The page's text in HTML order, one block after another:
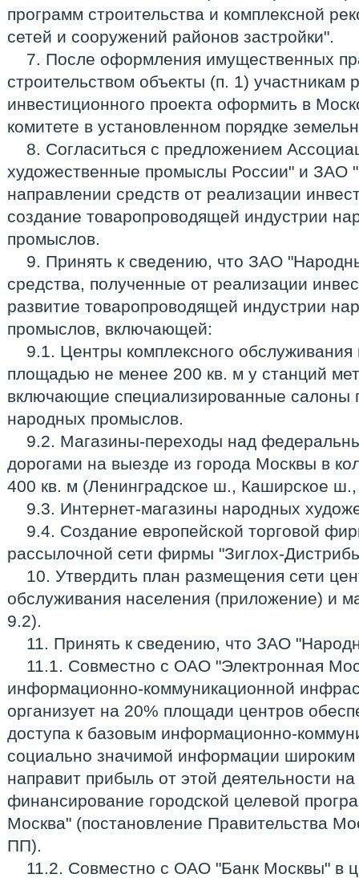
программ строительства и комплексной
сетей и сооружений районов застройки".
7. После оформления имущественных
строительством объекты (п. 1) участникам
инвестиционного проекта оформить в
комитете в установленном порядке
8. Согласиться с предложением
художественные промыслы России" и ЗАО
направлении средств от реализации
создание товаропроводящей индустрии
промыслов.
9. Принять к сведению, что ЗАО
средства, полученные от реализации
развитие товаропроводящей индустрии
промыслов, включающей:
9.1. Центры комплексного
площадью не менее 200 кв. м у станций
включающие специализированные салоны
народных промыслов.
9.2. Магазины-переходы над
дорогами на выезде из города Москвы в
400 кв. м (Ленинградское ш., Каширское
9.3. Интернет-магазины народных
9.4. Создание европейской торговой
рассылочной сети фирмы "Зиглох-
10. Утвердить план размещения сети
обслуживания населения (приложение) и
9.2).
11. Принять к сведению, что ЗАО
11.1. Совместно с ОАО "Электронная
информационно-коммуникационной
организует на 20% площади центров
доступа к базовым информационно-
социально значимой информации широким
направит прибыль от этой деятельности
финансирование городской целевой
Москва" (постановление Правительства
ПП).
11.2. Совместно с ОАО "Банк Москвы" в